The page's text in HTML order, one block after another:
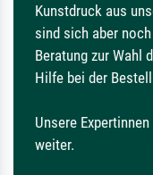
Kunstdruck aus
sind sich aber
Beratung zur Wahl
Hilfe bei der
Unsere
weiter.